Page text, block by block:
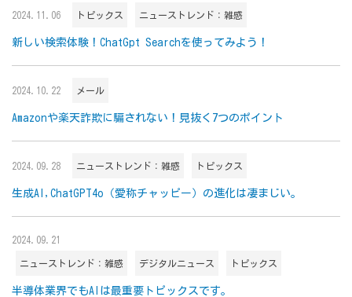
2024.11.06 トピックス ニューストレンド：雑感
新しい検索体験！ChatGpt Searchを使ってみよう！
2024.10.22 メール
Amazonや楽天詐欺に騙されない！見抜く7つのポイント
2024.09.28 ニューストレンド：雑感 トピックス
生成AI,ChatGPT4o（愛称チャッピー）の進化は凄まじい。
2024.09.21
ニューストレンド：雑感 デジタルニュース トピックス
半導体業界でもAIは最重要トピックスです。